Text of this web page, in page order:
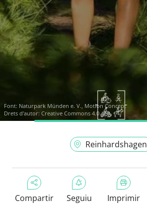
Font: Naturpark Münden e. V., Motion Concept
Drets d'autor: Creative Commons 4.0
Reinhardshagen
Compartir Seguiu Imprimir